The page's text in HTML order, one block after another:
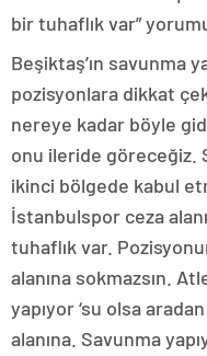
bir tuhaflık var”
Beşiktaş’ın savunma
pozisyonlara dikkat
nereye kadar böyle
onu ileride göreceğiz.
ikinci bölgede kabul
İstanbulspor ceza
tuhaflık var.
alanına sokmazsın.
yapıyor ‘su olsa
alanına. Savunma